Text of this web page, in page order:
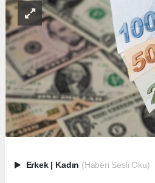
Erkek | Kadın (Haberi Sesli Oku)